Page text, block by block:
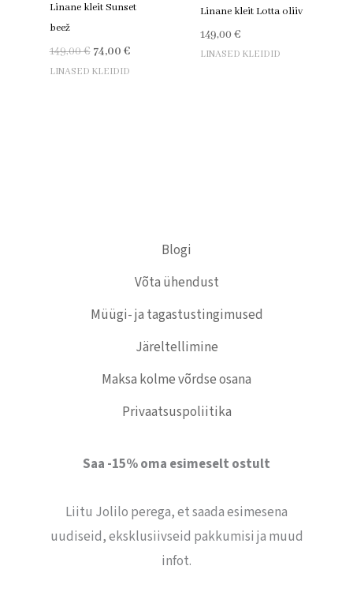
Linane kleit Sunset
beež
149,00€ 74,00 €
LINASED KLEIDID
Linane kleit Lotta oliiv
149,00€
LINASED KLEIDID
Blogi
Võta ühendust
Müügi- ja tagastustingimused
Järeltellimine
Maksa kolme võrdse osana
Privaatsuspoliitika
Saa -15% oma esimeselt ostult
Liitu Jolilo perega, et saada esimesena
uudiseid, eksklusiivseid pakkumisi ja muud
infot.